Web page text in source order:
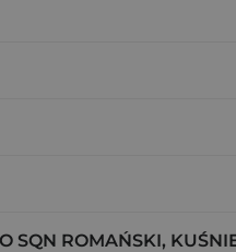
SQN ROMAŃSKI,